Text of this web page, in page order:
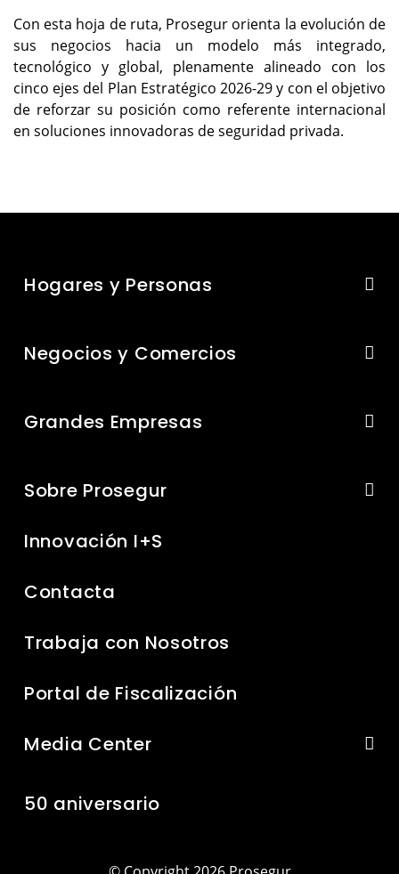
Con esta hoja de ruta, Prosegur orienta la evolución de
sus negocios hacia un modelo más integrado,
tecnológico y global, plenamente alineado con los
cinco ejes del Plan Estratégico 2026-29 y con el objetivo
de reforzar su posición como referente internacional
en soluciones innovadoras de seguridad privada.
Hogares y Personas
Negocios y Comercios
Grandes Empresas
Sobre Prosegur
Innovación I+S
Contacta
Trabaja con Nosotros
Portal de Fiscalización
Media Center
50 aniversario